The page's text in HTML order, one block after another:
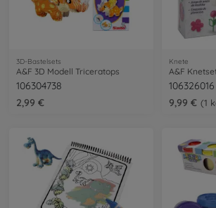
3D-Bastelsets
A&F 3D Modell Triceratops
106304738
2,99 €
Knete
A&F
106326016
9,99 €
1